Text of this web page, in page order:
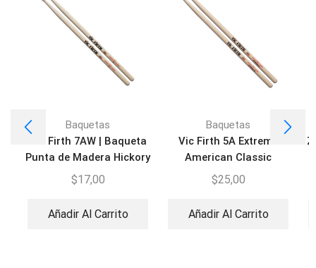
Baquetas
Vic Firth 7AW | Baqueta
Punta de Madera Hickory
$17,00
Añadir Al Carrito
Baquetas
Vic Firth 5A Extreme
American Classic
Drumsticks X5A
$25,00
Añadir Al Carrito